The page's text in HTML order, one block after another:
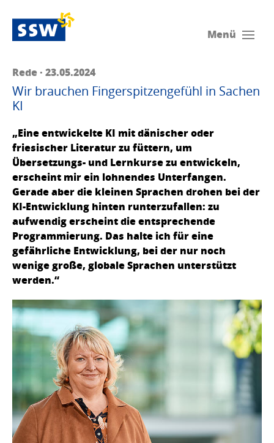
Menü
Rede · 23.05.2024
Wir brauchen Fingerspitzengefühl in Sachen
KI
„Eine entwickelte KI mit dänischer oder
friesischer Literatur zu füttern, um
Übersetzungs- und Lernkurse zu entwickeln,
erscheint mir ein lohnendes Unterfangen.
Gerade aber die kleinen Sprachen drohen bei der
KI-Entwicklung hinten runterzufallen: zu
aufwendig erscheint die entsprechende
Programmierung. Das halte ich für eine
gefährliche Entwicklung, bei der nur noch
wenige große, globale Sprachen unterstützt
werden.“